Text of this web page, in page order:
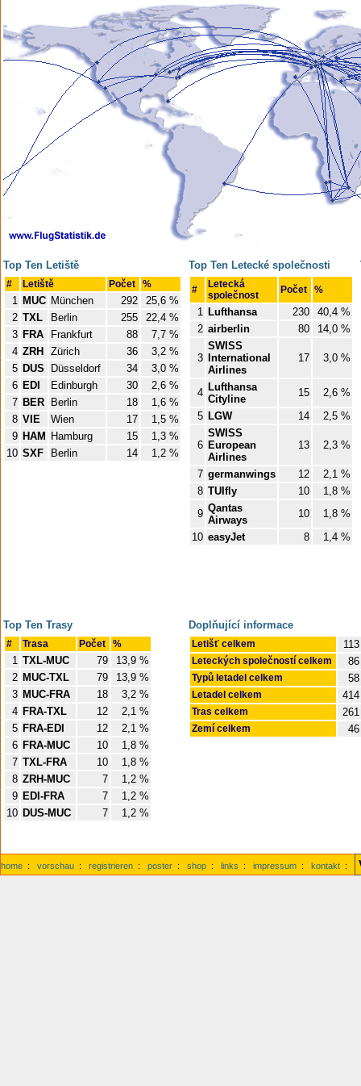
Top Ten Letiště
# Letiště Počet %
1 MUC München 292
25,6 %
2 TXL Berlin 255
22,4 %
3 FRA Frankfurt 88
7,7 %
4 ZRH Zürich 36
3,2 %
5 DUS Düsseldorf 34
3,0 %
6 EDI Edinburgh 30
2,6 %
7 BER Berlin 18
1,6 %
8 VIE Wien 17
1,5 %
9 HAM Hamburg 15
1,3 %
10 SXF Berlin 14 1,2 %
Top Ten Letecké společnosti
#
Letecká
společnost
Počet %
1 Lufthansa 230
40,4 %
2 airberlin 80 14,0 %
3
SWISS
International
Airlines
17 3,0 %
4 Lufthansa
Cityline
15
2,6 %
5 LGW 14 2,5 %
6
SWISS
European
Airlines
13 2,3 %
7 germanwings 12
2,1 %
8 TUIfly 10
1,8 %
9 Qantas
Airways
10
1,8 %
10 easyJet 8 1,4 %
Top Ten Trasy
# Trasa Počet %
1 TXL-MUC 79
13,9 %
2 MUC-TXL 79
13,9 %
3 MUC-FRA 18
3,2 %
4 FRA-TXL 12
2,1 %
5 FRA-EDI 12
2,1 %
6 FRA-MUC 10
1,8 %
7 TXL-FRA 10
1,8 %
8 ZRH-MUC 7
1,2 %
9 EDI-FRA 7
1,2 %
10 DUS-MUC 7 1,2 %
Doplňující informace
Letišť celkem 113
Leteckých společností celkem 86
Typů letadel celkem 58
Letadel celkem 414
Tras celkem 261
Zemí celkem 46
home : vorschau : registrieren : poster : shop : links : impressum : kontakt :